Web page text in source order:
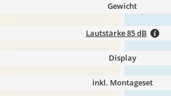
Gewicht
Lautstärke 85 dB
Display
inkl. Montageset